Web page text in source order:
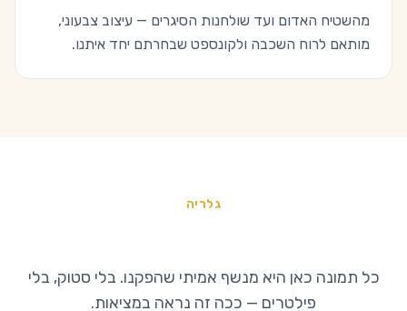
מהשטיח האדום ועד שולחנות הסיגרים — עיצוב צבעוני,
מותאם לרוח השכבה ולקונספט שבחרתם יחד איתנו.
גלריה
כל תמונה כאן היא מנשף אמיתי שהפקנו. בלי סטוק, בלי
פילטרים — ככה זה נראה במציאות.